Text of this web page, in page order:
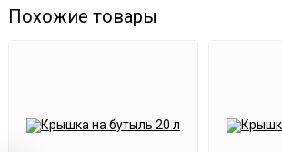
Похожие товары